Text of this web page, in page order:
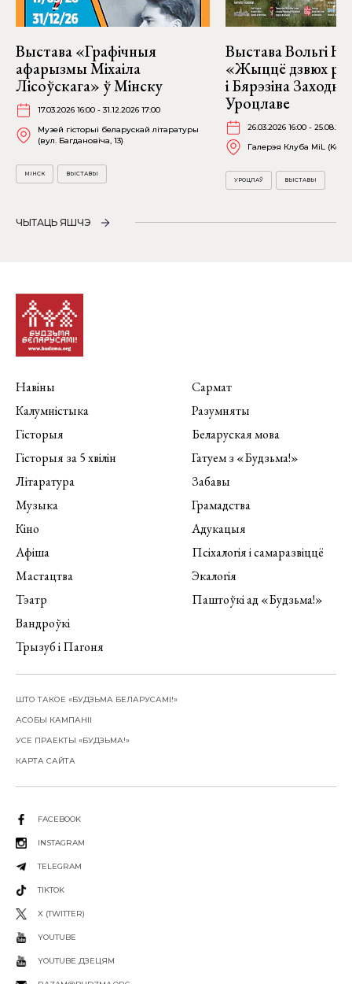
Выстава «Графічныя
афарызмы Міхаіла
Лісоўскага» ў Мінску
17.03.2026 16:00 - 31.12.2026 17:00
Музей гісторыі беларускай літаратуры
(вул. Багдановіча, 13)
МІНСК ВЫСТАВЫ
Выстава Вольгі
«Жыццё дзвюх
і Бярэзіна
Уроцлаве
26.03.2026 16:00 -
Галерэя Клуба MiL
УРОЦЛАЎ ВЫСТАВЫ
ЧЫТАЦЬ ЯШЧЭ
Навіны
Калумністыка
Гісторыя
Гісторыя за 5 хвілін
Літаратура
Музыка
Кіно
Афіша
Мастацтва
Тэатр
Вандроўкі
Трызуб і Пагоня
Сармат
Разумняты
Беларуская мова
Гатуем з «Будзьма!»
Забавы
Грамадства
Адукацыя
Псіхалогія і самаразвіццё
Экалогія
Паштоўкі ад «Будзьма!»
ШТО ТАКОЕ «БУДЗЬМА БЕЛАРУСАМІ!»
АСОБЫ КАМПАНІІ
УСЕ ПРАЕКТЫ «БУДЗЬМА!»
КАРТА САЙТА
FACEBOOK
INSTAGRAM
TELEGRAM
TIKTOK
X (TWITTER)
YOUTUBE
YOUTUBE ДЗЕЦЯМ